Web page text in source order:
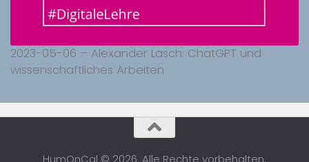
2023-05-06 – Alexander Lasch: ChatGPT und
wissenschaftliches Arbeiten
HumOnCal © 2026. Alle Rechte vorbehalten.